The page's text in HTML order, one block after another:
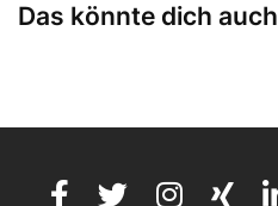
Das könnte dich